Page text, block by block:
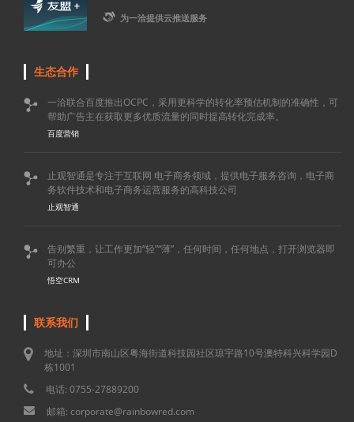
 为一洽提供云推送服务
生态合作

一洽联合百度推出OCPC，采用更科学的转化率预估机制的准确性，可
帮助广告主在获取更多优质流量的同时提高转化完成率。
百度营销

止观智通是专注于互联网 电子商务领域，提供电子服务咨询，电子商
务软件技术和电子商务运营服务的高科技公司
止观智通

告别繁重，让工作更加“轻”“薄”，任何时间，任何地点，打开浏览器即
可办公
悟空CRM
联系我们
地址：深圳市南山区粤海街道科技园社区琼宇路10号澳特科兴科学园D
栋1001
电话: 0755-27889200
邮箱: corporate@rainbowred.com